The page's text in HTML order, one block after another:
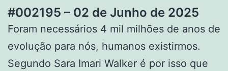
#002195 – 02 de Junho de 2025
Foram necessários 4 mil milhões de anos de
evolução para nós, humanos existirmos.
Segundo Sara Imari Walker é por isso que